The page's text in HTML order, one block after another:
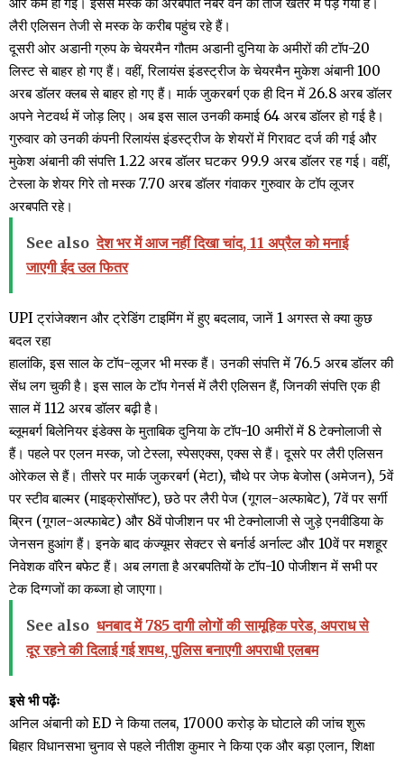
लैरी एलिसन तेजी से मस्क के करीब पहुंच रहे हैं।
दूसरी ओर अडानी ग्रुप के चेयरमैन गौतम अडानी दुनिया के अमीरों की टॉप-20
लिस्ट से बाहर हो गए हैं। वहीं, रिलायंस इंडस्ट्रीज के चेयरमैन मुकेश अंबानी 100
अरब डॉलर क्लब से बाहर हो गए हैं। मार्क जुकरबर्ग एक ही दिन में 26.8 अरब डॉलर
अपने नेटवर्थ में जोड़ लिए। अब इस साल उनकी कमाई 64 अरब डॉलर हो गई है।
गुरुवार को उनकी कंपनी रिलायंस इंडस्ट्रीज के शेयरों में गिरावट दर्ज की गई और
मुकेश अंबानी की संपत्ति 1.22 अरब डॉलर घटकर 99.9 अरब डॉलर रह गई। वहीं,
टेस्ला के शेयर गिरे तो मस्क 7.70 अरब डॉलर गंवाकर गुरुवार के टॉप लूजर
अरबपति रहे।
See also देश भर में आज नहीं दिखा चांद, 11 अप्रैल को मनाई
जाएगी ईद उल फितर
UPI ट्रांजेक्शन और ट्रेडिंग टाइमिंग में हुए बदलाव, जानें 1 अगस्त से क्या कुछ
बदल रहा
हालांकि, इस साल के टॉप-लूजर भी मस्क हैं। उनकी संपत्ति में 76.5 अरब डॉलर की
सेंध लग चुकी है। इस साल के टॉप गेनर्स में लैरी एलिसन हैं, जिनकी संपत्ति एक ही
साल में 112 अरब डॉलर बढ़ी है।
ब्लूमबर्ग बिलेनियर इंडेक्स के मुताबिक दुनिया के टॉप-10 अमीरों में 8 टेक्नोलाजी से
हैं। पहले पर एलन मस्क, जो टेस्ला, स्पेसएक्स, एक्स से हैं। दूसरे पर लैरी एलिसन
ओरेकल से हैं। तीसरे पर मार्क जुकरबर्ग (मेटा), चौथे पर जेफ बेजोस (अमेजन), 5वें
पर स्टीव बाल्मर (माइक्रोसॉफ्ट), छठे पर लैरी पेज (गूगल-अल्फाबेट), 7वें पर सर्गी
ब्रिन (गूगल-अल्फाबेट) और 8वें पोजीशन पर भी टेक्नोलाजी से जुड़े एनवीडिया के
जेनसन हुआंग हैं। इनके बाद कंज्यूमर सेक्टर से बर्नार्ड अर्नाल्ट और 10वें पर मशहूर
निवेशक वॉरेन बफेट हैं। अब लगता है अरबपतियों के टॉप-10 पोजीशन में सभी पर
टेक दिग्गजों का कब्जा हो जाएगा।
See also धनबाद में 785 दागी लोगों की सामूहिक परेड, अपराध से
दूर रहने की दिलाई गई शपथ, पुलिस बनाएगी अपराधी एलबम
इसे भी पढ़ेंः
अनिल अंबानी को ED ने किया तलब, ₹17000 करोड़ के घोटाले की जांच शुरू
बिहार विधानसभा चुनाव से पहले नीतीश कुमार ने किया एक और बड़ा एलान, शिक्षा